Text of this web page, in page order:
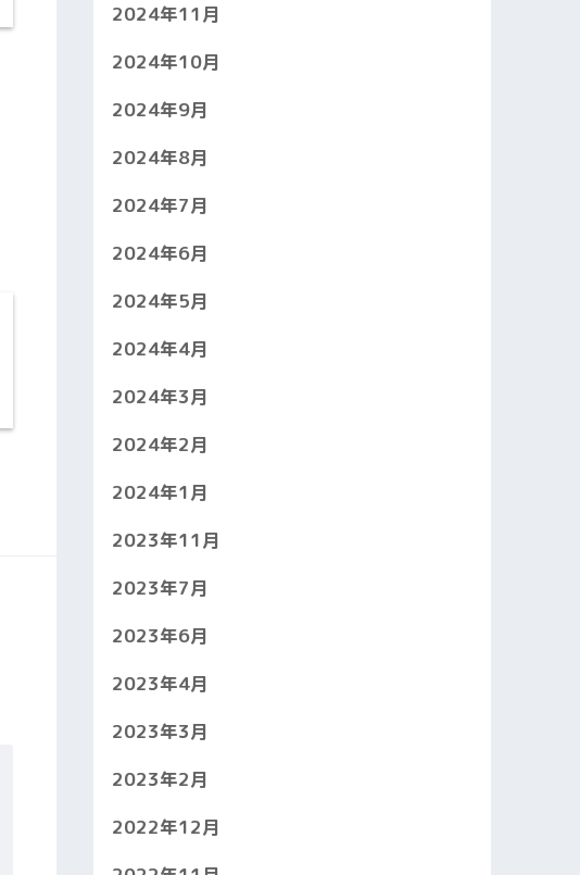
2024年11月
2024年10月
2024年9月
2024年8月
2024年7月
2024年6月
2024年5月
2024年4月
2024年3月
2024年2月
2024年1月
2023年11月
2023年7月
2023年6月
2023年4月
2023年3月
2023年2月
2022年12月